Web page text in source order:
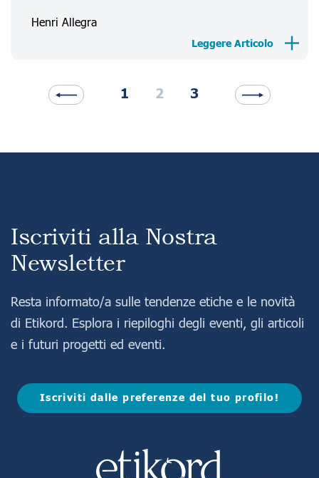
Henri Allegra
Leggere Articolo
1 2 3
Iscriviti alla Nostra
Newsletter
Resta informato/a sulle tendenze etiche e le novità
di Etikord. Esplora i riepiloghi degli eventi, gli articoli
e i futuri progetti ed eventi.
Iscriviti dalle preferenze del tuo profilo!